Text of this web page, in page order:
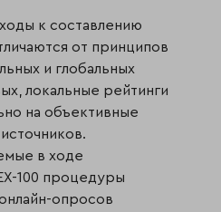
к составлению
от принципов
и глобальных
локальные рейтинги
на объективные
в ходе
100 процедуры
опросов